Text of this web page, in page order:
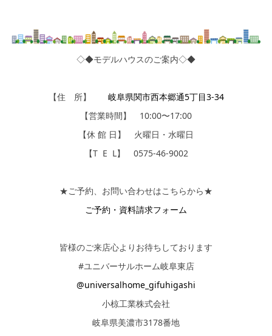
◇◆モデルハウスのご案内◇◆
【住 所】 岐阜県関市西本郷通5丁目3-34
【営業時間】 10:00〜17:00
【休 館 日】 火曜日・水曜日
【T E L】 0575-46-9002
★ご予約、お問い合わせはこちらから★
ご予約・資料請求フォーム
皆様のご来店心よりお待ちしております
#ユニバーサルホーム岐阜東店
@universalhome_gifuhigashi
小椋工業株式会社
岐阜県美濃市3178番地